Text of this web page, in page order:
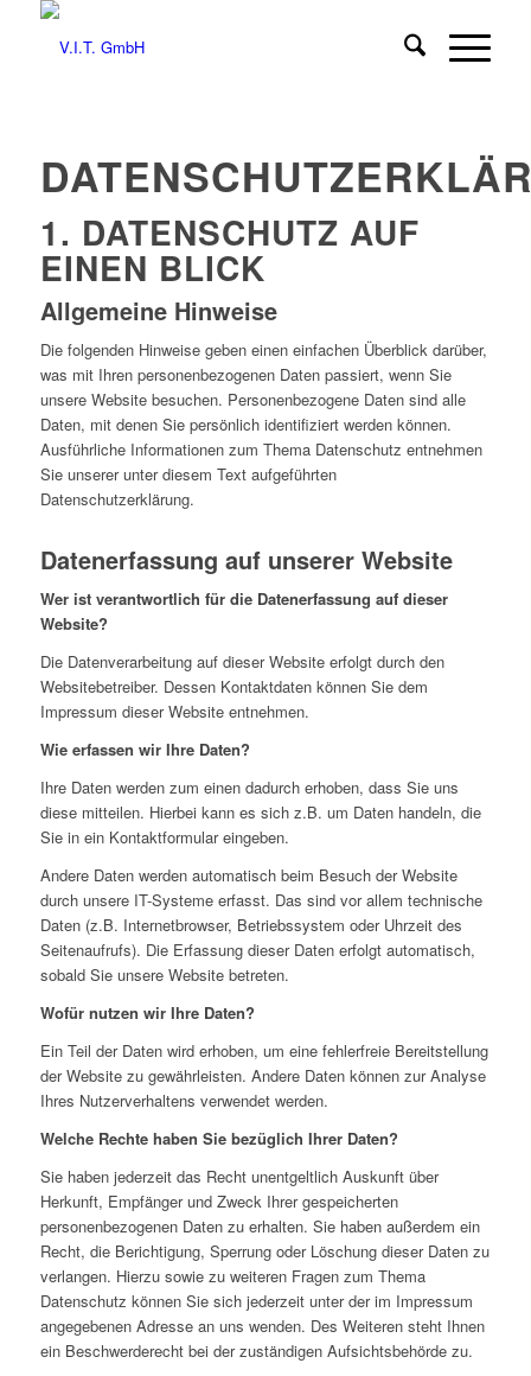
1. DATENSCHUTZ AUF
EINEN BLICK
Allgemeine Hinweise
Die folgenden Hinweise geben einen einfachen Überblick darüber,
was mit Ihren personenbezogenen Daten passiert, wenn Sie
unsere Website besuchen. Personenbezogene Daten sind alle
Daten, mit denen Sie persönlich identifiziert werden können.
Ausführliche Informationen zum Thema Datenschutz entnehmen
Sie unserer unter diesem Text aufgeführten
Datenschutzerklärung.
Datenerfassung auf unserer Website
Wer ist verantwortlich für die Datenerfassung auf dieser
Website?
Die Datenverarbeitung auf dieser Website erfolgt durch den
Websitebetreiber. Dessen Kontaktdaten können Sie dem
Impressum dieser Website entnehmen.
Wie erfassen wir Ihre Daten?
Ihre Daten werden zum einen dadurch erhoben, dass Sie uns
diese mitteilen. Hierbei kann es sich z.B. um Daten handeln, die
Sie in ein Kontaktformular eingeben.
Andere Daten werden automatisch beim Besuch der Website
durch unsere IT-Systeme erfasst. Das sind vor allem technische
Daten (z.B. Internetbrowser, Betriebssystem oder Uhrzeit des
Seitenaufrufs). Die Erfassung dieser Daten erfolgt automatisch,
sobald Sie unsere Website betreten.
Wofür nutzen wir Ihre Daten?
Ein Teil der Daten wird erhoben, um eine fehlerfreie Bereitstellung
der Website zu gewährleisten. Andere Daten können zur Analyse
Ihres Nutzerverhaltens verwendet werden.
Welche Rechte haben Sie bezüglich Ihrer Daten?
Sie haben jederzeit das Recht unentgeltlich Auskunft über
Herkunft, Empfänger und Zweck Ihrer gespeicherten
personenbezogenen Daten zu erhalten. Sie haben außerdem ein
Recht, die Berichtigung, Sperrung oder Löschung dieser Daten zu
verlangen. Hierzu sowie zu weiteren Fragen zum Thema
Datenschutz können Sie sich jederzeit unter der im Impressum
angegebenen Adresse an uns wenden. Des Weiteren steht Ihnen
ein Beschwerderecht bei der zuständigen Aufsichtsbehörde zu.